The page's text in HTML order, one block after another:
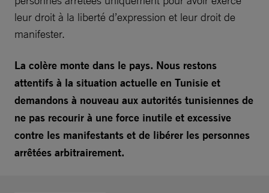
leur droit à la liberté d’expression et leur droit de
manifester.
La colère monte dans le pays. Nous restons
attentifs à la situation actuelle en Tunisie et
demandons à nouveau aux autorités tunisiennes de
ne pas recourir à une force inutile et excessive
contre les manifestants et de libérer les personnes
arrêtées arbitrairement.